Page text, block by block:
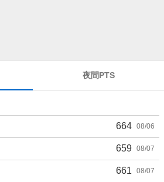
夜間PTS
664 08/06
659 08/07
661 08/07